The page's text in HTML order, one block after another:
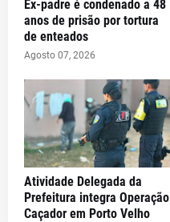
Ex-padre é condenado a 48
anos de prisão por tortura
de enteados
Agosto 07, 2026
Atividade Delegada da
Prefeitura integra Operação
Caçador em Porto Velho